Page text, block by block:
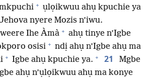
+ ụlọikwuu ahụ kpuchie ya
nyere Mozis n’iwu.
Ihe Àmà + ahụ tinye n’Igbe
osisi + ndị ahụ n’Igbe ahụ ma
+ Igbe ahụ kpuchie ya. + 21
Mgbe
ahụ n’ụlọikwuu ahụ ma konye